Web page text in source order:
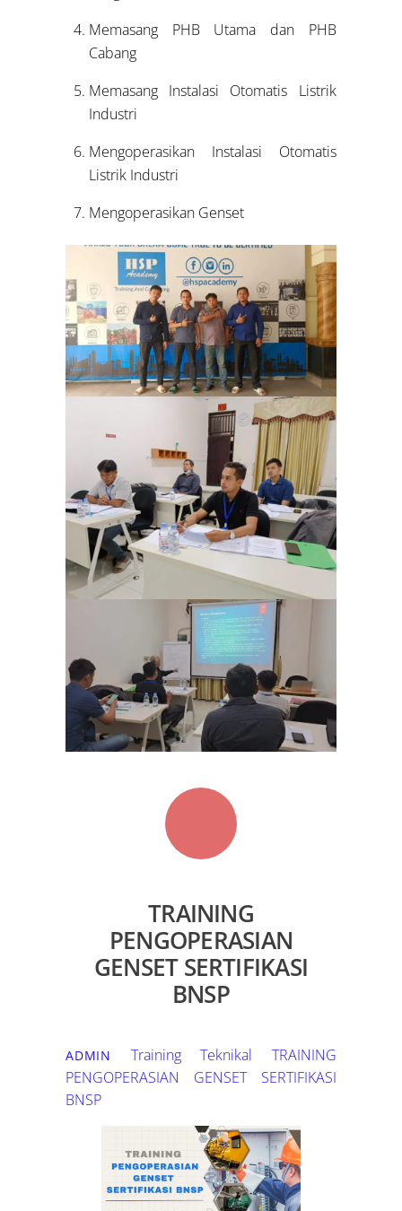
Memasang PHB Utama dan PHB
Cabang
Memasang Instalasi Otomatis Listrik
Industri
Mengoperasikan Instalasi Otomatis
Listrik Industri
Mengoperasikan Genset
TRAINING
PENGOPERASIAN
GENSET SERTIFIKASI
BNSP
ADMIN Training Teknikal
TRAINING
PENGOPERASIAN GENSET SERTIFIKASI
BNSP